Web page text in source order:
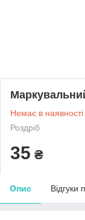
Немає в наявності
Роздріб
35 ₴
Опис Відгуки